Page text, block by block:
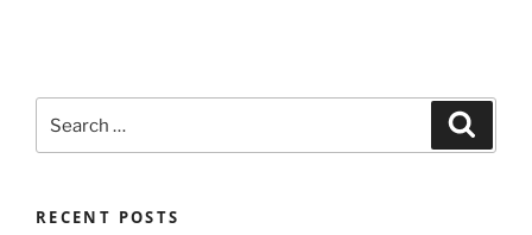
for:
RECENT POSTS